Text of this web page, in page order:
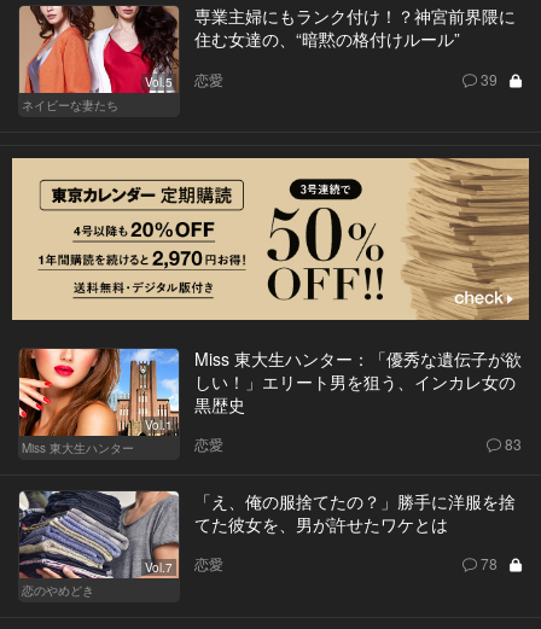
Vol.5
ネイビーな妻たち
専業主婦にもランク付け！？神宮前界隈に
住む女達の、“暗黙の格付けルール”
恋愛 39
Vol.1
Miss 東大生ハンター
Miss 東大生ハンター：「優秀な遺伝子が欲
しい！」エリート男を狙う、インカレ女の
黒歴史
恋愛 83
Vol.7
恋のやめどき
「え、俺の服捨てたの？」勝手に洋服を捨
てた彼女を、男が許せたワケとは
恋愛 78